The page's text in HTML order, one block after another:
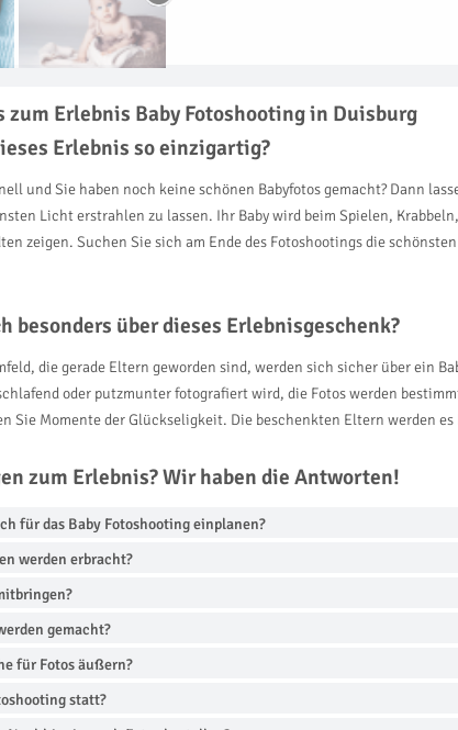
zum Erlebnis Baby Fotoshooting in Duisburg
Erlebnis so einzigartig?
und Sie haben noch keine schönen Babyfotos gemacht? Dann
Licht erstrahlen zu lassen. Ihr Baby wird beim Spielen,
zeigen. Suchen Sie sich am Ende des Fotoshootings die
besonders über dieses Erlebnisgeschenk?
die gerade Eltern geworden sind, werden sich sicher über ein
oder putzmunter fotografiert wird, die Fotos werden
Sie Momente der Glückseligkeit. Die beschenkten Eltern werden
zum Erlebnis? Wir haben die Antworten!
für das Baby Fotoshooting einplanen?
werden erbracht?
gemacht?
für Fotos äußern?
statt?